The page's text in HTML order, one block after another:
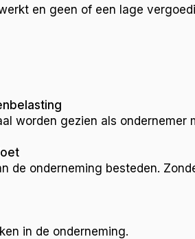
en geen of een lage
worden gezien als ondernemer
de onderneming besteden.
in de onderneming.